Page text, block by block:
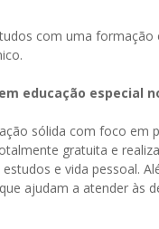
com uma formação
educação especial
sólida com foco em
gratuita e
e vida pessoal.
ajudam a atender às